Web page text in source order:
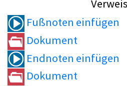
Fußnoten einfügen
Dokument
Endnoten einfügen
Dokument